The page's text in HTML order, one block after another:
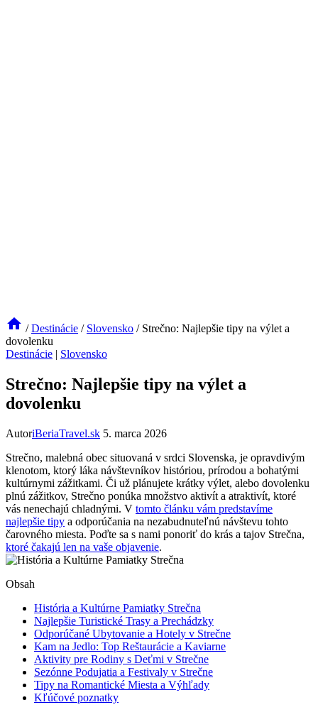
/ Destinácie / Slovensko / Strečno: Najlepšie tipy na výlet a
dovolenku
Destinácie | Slovensko
Strečno: Najlepšie tipy na výlet a
dovolenku
AutoriBeriaTravel.sk 5. marca 2026
Strečno, malebná obec situovaná v srdci Slovenska, je opravdivým
klenotom, ktorý láka návštevníkov históriou, prírodou a bohatými
kultúrnymi zážitkami. Či už plánujete krátky výlet, alebo dovolenku
plnú zážitkov, Strečno ponúka množstvo aktivít a atraktivít, ktoré
vás nenechajú chladnými. V tomto článku vám predstavíme
najlepšie tipy a odporúčania na nezabudnuteľnú návštevu tohto
čarovného miesta. Poďte sa s nami ponoriť do krás a tajov Strečna,
ktoré čakajú len na vaše objavenie.
Obsah
História a Kultúrne Pamiatky Strečna
Najlepšie Turistické Trasy a Prechádzky
Odporúčané Ubytovanie a Hotely v Strečne
Kam na Jedlo: Top Reštaurácie a Kaviarne
Aktivity pre Rodiny s Deťmi v Strečne
Sezónne Podujatia a Festivaly v Strečne
Tipy na Romantické Miesta a Výhľady
Kľúčové poznatky